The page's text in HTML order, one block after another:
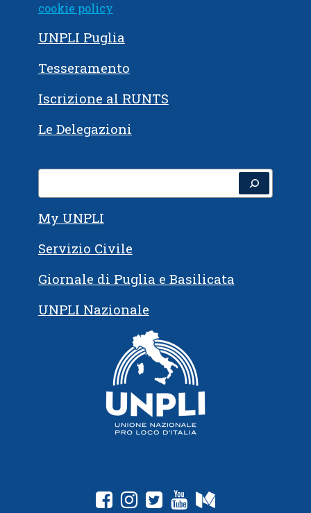
cookie policy
UNPLI Puglia
Tesseramento
Iscrizione al RUNTS
Le Delegazioni
My UNPLI
Servizio Civile
Giornale di Puglia e Basilicata
UNPLI Nazionale
fab fa-facebook-square
fab fa-instagram
fab fa-twitter-square
fab fa-youtube